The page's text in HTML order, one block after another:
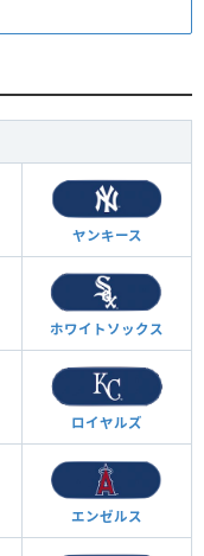
ヤンキース
ホワイトソックス
ロイヤルズ
エンゼルス